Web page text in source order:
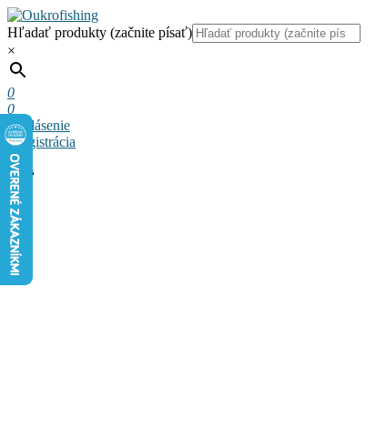
Hľadať produkty (začnite písať)
×
0
0
Prihlásenie
a registrácia